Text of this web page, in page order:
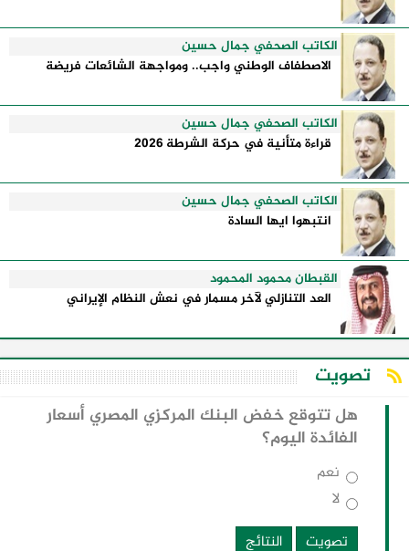
الكاتب الصحفي جمال حسين
الاصطفاف الوطني واجب.. ومواجهة الشائعات فريضة
الكاتب الصحفي جمال حسين
قراءة متأنية في حركة الشرطة 2026
الكاتب الصحفي جمال حسين
انتبهوا ايها السادة
القبطان محمود المحمود
العد التنازلي لآخر مسمار في نعش النظام الإيراني
تصويت
هل تتوقع خفض البنك المركزي المصري أسعار
الفائدة اليوم؟
نعم
لا
تصويت
النتائج